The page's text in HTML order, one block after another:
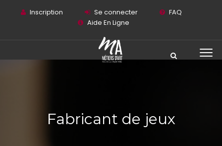
Inscription Se connecter
FAQ
Aide En Ligne
Fabricant de jeux